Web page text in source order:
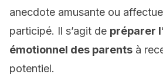
anecdote amusante ou
participé. Il s’agit de préparer
émotionnel des parents à
potentiel.